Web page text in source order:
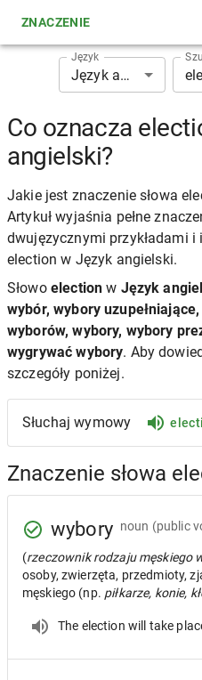
ZNACZENIE
Język
Język angielski
Co oznacza
angielski?
Jakie jest znaczenie słowa
Artykuł wyjaśnia pełne
dwujęzycznymi przykładami
election w Język angielski.
Słowo election w Język
wybór, wybory
wyborów, wybory, wybory
wygrywać wybory. Aby
szczegóły poniżej.
Słuchaj wymowy
Znaczenie słowa
wybory noun (public
(rzeczownik rodzaju męskiego
osoby, zwierzęta, przedmioty,
męskiego (np. piłkarze, konie,
The election will take